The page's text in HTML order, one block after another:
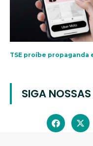
TSE proíbe
SIGA NOSSAS